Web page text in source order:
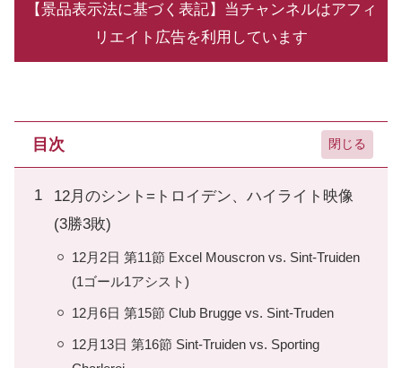
【景品表示法に基づく表記】当チャンネルはアフィ
リエイト広告を利用しています
目次
12月のシント=トロイデン、ハイライト映像
(3勝3敗)
12月2日 第11節 Excel Mouscron vs. Sint-Truiden
(1ゴール1アシスト)
12月6日 第15節 Club Brugge vs. Sint-Truden
12月13日 第16節 Sint-Truiden vs. Sporting